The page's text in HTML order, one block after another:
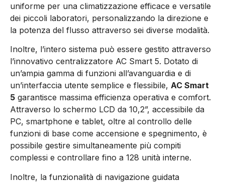
uniforme per una climatizzazione efficace e versatile
dei piccoli laboratori, personalizzando la direzione e
la potenza del flusso attraverso sei diverse modalità.
Inoltre, l’intero sistema può essere gestito attraverso
l’innovativo centralizzatore AC Smart 5. Dotato di
un’ampia gamma di funzioni all’avanguardia e di
un’interfaccia utente semplice e flessibile, AC Smart
5 garantisce massima efficienza operativa e comfort.
Attraverso lo schermo LCD da 10,2”, accessibile da
PC, smartphone e tablet, oltre al controllo delle
funzioni di base come accensione e spegnimento, è
possibile gestire simultaneamente più compiti
complessi e controllare fino a 128 unità interne.
Inoltre, la funzionalità di navigazione guidata